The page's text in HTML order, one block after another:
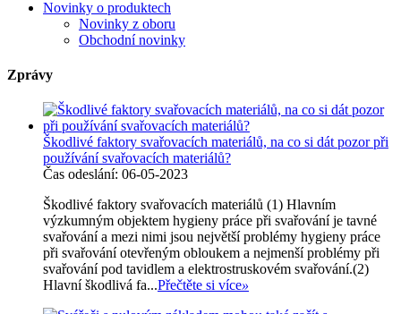
Novinky o produktech
Novinky z oboru
Obchodní novinky
Zprávy
Škodlivé faktory svařovacích materiálů, na co si dát pozor při
používání svařovacích materiálů?
Čas odeslání: 06-05-2023
Škodlivé faktory svařovacích materiálů (1) Hlavním
výzkumným objektem hygieny práce při svařování je tavné
svařování a mezi nimi jsou největší problémy hygieny práce
při svařování otevřeným obloukem a nejmenší problémy při
svařování pod tavidlem a elektrostruskovém svařování.(2)
Hlavní škodlivá fa...Přečtěte si více»